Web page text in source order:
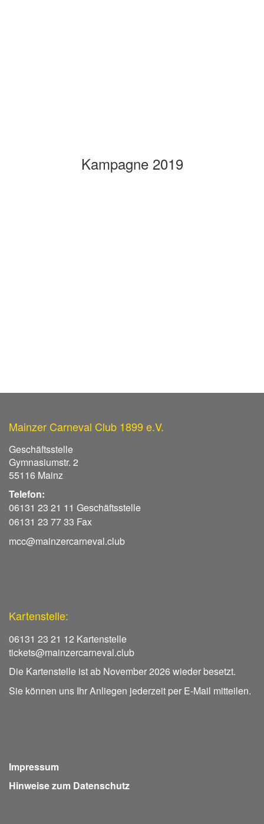
Kampagne 2019
Mainzer Carneval Club 1899 e.V.
Geschäftsstelle
Gymnasiumstr. 2
55116 Mainz
Telefon:
06131 23 21 11 Geschäftsstelle
06131 23 77 33 Fax
mcc@mainzercarneval.club
Kartenstelle:
06131 23 21 12 Kartenstelle
tickets@mainzercarneval.club
Die Kartenstelle ist ab November 2026 wieder besetzt.
Sie können uns Ihr Anliegen jederzeit per E-Mail mitteilen.
Impressum
Hinweise zum Datenschutz